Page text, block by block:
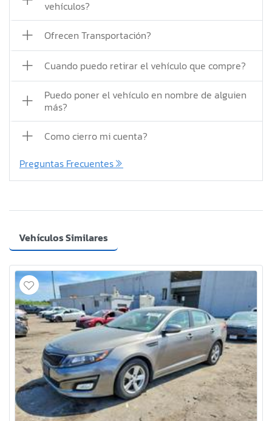
vehículos?
Ofrecen Transportación?
Cuando puedo retirar el vehículo que compre?
Puedo poner el vehículo en nombre de alguien
más?
Como cierro mi cuenta?
Preguntas Frecuentes
Vehículos Similares